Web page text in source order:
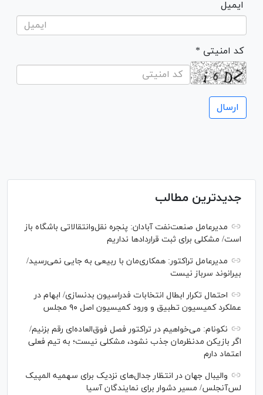
ایمیل
* کد امنیتی
جدیدترین مطالب
مدیرعامل صنعت‌نفت آبادان: پنجره نقل‌وانتقالاتی باشگاه باز
است/ مشکلی برای ثبت قرارداد‌ها نداریم
مدیرعامل تراکتور: همکاری‌مان با ربیعی به جایی نمی‌رسید/
بیرانوند سرباز نیست
احتمال تکرار ابطال انتخابات فدراسیون بدنسازی/ ابهام در
عملکرد کمیسیون تطبیق و ورود کمیسیون اصل ۹۰ مجلس
نکونام: می‌خواهیم در تراکتور فصل فوق‌العاده‌ای رقم بزنیم/
اگر بازیکن مدنظرمان جذب نشود، مشکلی نیست؛ به تیم فعلی
اعتماد دارم
والیبال جهان در انتظار جدال‌های نزدیک برای سهمیه المپیک
لس‌آنجلس/ مسیر دشوار برای نمایندگان آسیا